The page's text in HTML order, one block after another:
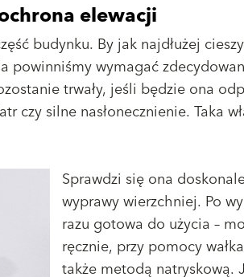
elewacji
budynku. By jak najdłużej
wymagać
trwały, jeśli będzie ona
czy silne nasłonecznienie. Taka
Sprawdzi się ona
wyprawy wierzchniej. Po
razu gotowa do użycia –
ręcznie, przy pomocy
także metodą natryskową.